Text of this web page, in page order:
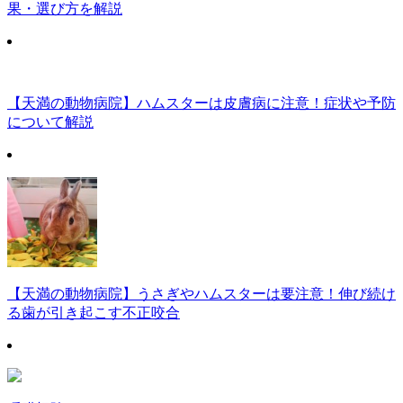
果・選び方を解説
【天満の動物病院】ハムスターは皮膚病に注意！症状や予防
について解説
【天満の動物病院】うさぎやハムスターは要注意！伸び続け
る歯が引き起こす不正咬合